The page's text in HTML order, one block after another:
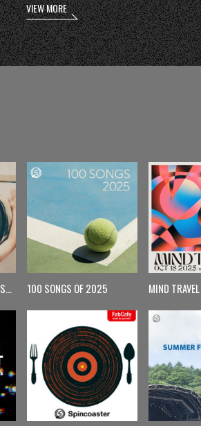
VIEW MORE
【月曜更新】Monday Spin 100 SONGS OF 2025 MIND TRAVEL